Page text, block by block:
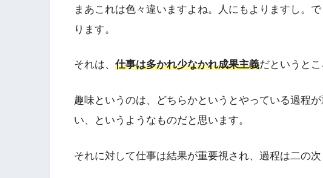
まあこれは色々違いますよね。人にもよりますし。
ります。
それは、 仕事は多かれ少なかれ成果主義だというとこ
趣味というのは、どちらかというとやっている過程
い、というようなものだと思います。
それに対して仕事は結果が重要視され、過程は二の